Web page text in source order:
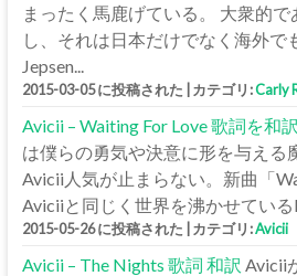
まったく馬鹿げている。 大衆的
し、それは日本だけでなく海外で
Jepsen...
2015-03-05 に投稿された カテゴリ:Carly
Avicii – Waiting For Love 歌詞を和
は僕らの勇気や決意に形を与える
Avicii人気が止まらない。新曲「
Aviciiと同じく世界を沸かせている
2015-05-26 に投稿された カテゴリ:Avicii
Avicii – The Nights 歌詞 和訳 Avicii